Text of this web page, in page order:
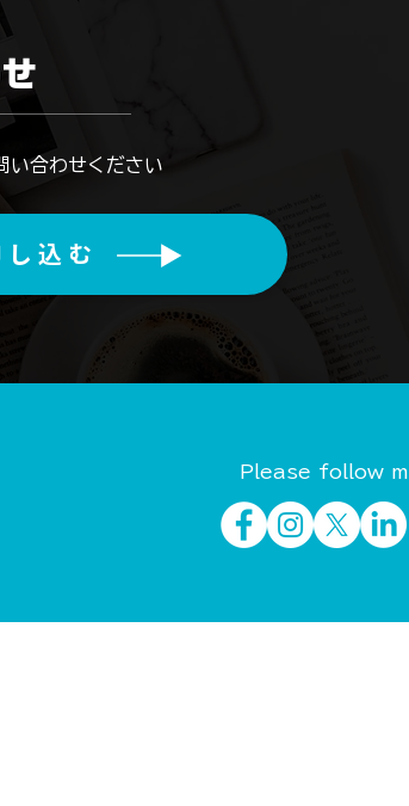
い合わせください
込む
Please follow